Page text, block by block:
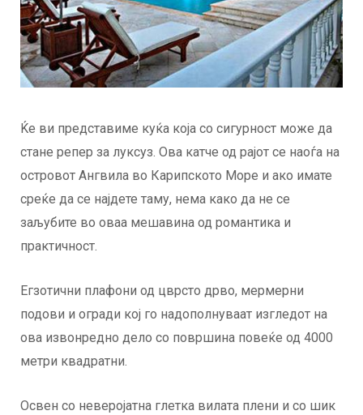
Ќе ви представиме куќа која со сигурност може да
стане репер за луксуз. Ова катче од рајот се наоѓа на
островот Ангвила во Карипското Море и ако имате
среќе да се најдете таму, нема како да не се
заљубите во оваа мешавина од романтика и
практичност.
Егзотични плафони од цврсто дрво, мермерни
подови и огради кој го надополнуваат изгледот на
ова извонредно дело со површина повеќе од 4000
метри квадратни.
Освен со неверојатна глетка вилата плени и со шик